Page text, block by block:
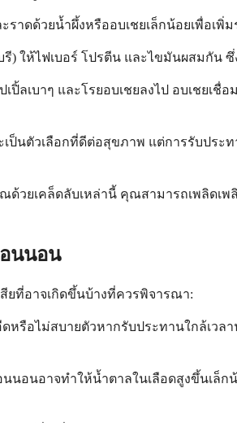
ราดด้วยน้ำผึ้งหรืออบเชยเล็กน้อยเพื่อ
) ให้ไฟเบอร์ โปรตีน และไขมันผสมกัน
ปิ้ลเบาๆ และโรยอบเชยลงไป อบเชย
เป็นตัวเลือกที่ดีต่อสุขภาพ แต่การรับประ
ด้วยเคล็ดลับเหล่านี้ คุณสามารถเพลิด
นนอน
ยที่อาจเกิดขึ้นบ้างที่ควรพิจารณา:
หรือไม่สบายตัวหากรับประทานใกล้เว
นอนอาจทำให้น้ำตาลในเลือดสูงขึ้นเ